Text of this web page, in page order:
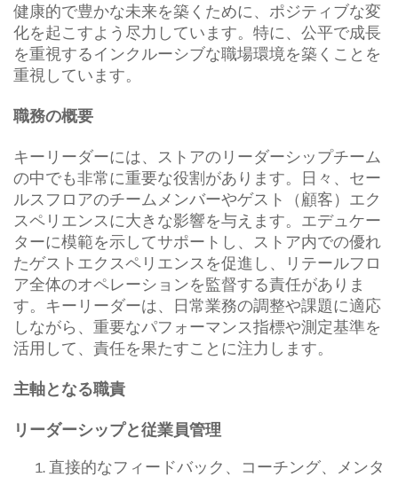
健康的で豊かな未来を築くために、ポジティブな変
化を起こすよう尽力しています。特に、公平で成長
を重視するインクルーシブな職場環境を築くことを
重視しています。
職務の概要
キーリーダーには、ストアのリーダーシップチーム
の中でも非常に重要な役割があります。日々、セー
ルスフロアのチームメンバーやゲスト（顧客）エク
スペリエンスに大きな影響を与えます。エデュケー
ターに模範を示してサポートし、ストア内での優れ
たゲストエクスペリエンスを促進し、リテールフロ
ア全体のオペレーションを監督する責任がありま
す。キーリーダーは、日常業務の調整や課題に適応
しながら、重要なパフォーマンス指標や測定基準を
活用して、責任を果たすことに注力します。
主軸となる職責
リーダーシップと従業員管理
直接的なフィードバック、コーチング、メンタ